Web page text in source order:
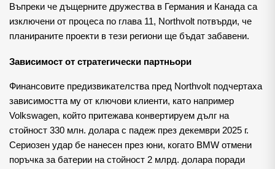
Въпреки че дъщерните дружества в Германия и Канада са
изключени от процеса по глава 11, Northvolt потвърди, че
планираните проекти в тези региони ще бъдат забавени.
Зависимост от стратегически партньори
Финансовите предизвикателства пред Northvolt подчертаха
зависимостта му от ключови клиенти, като например
Volkswagen, който притежава конвертируем дълг на
стойност 330 млн. долара с падеж през декември 2025 г.
Сериозен удар бе нанесен през юни, когато BMW отмени
поръчка за батерии на стойност 2 млрд. долара поради